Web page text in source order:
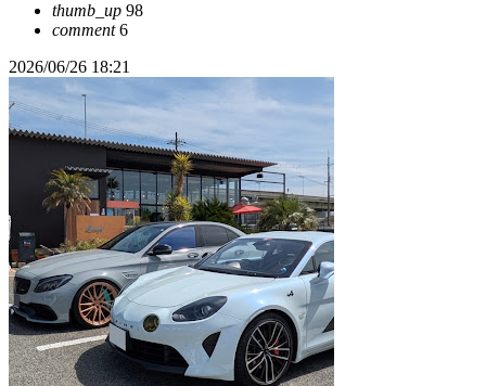
thumb_up 98
comment6
2026/06/26 18:21